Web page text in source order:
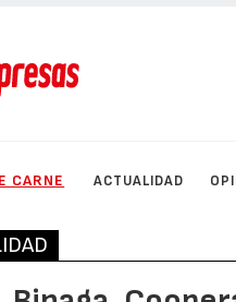
CARNE ACTUALIDAD